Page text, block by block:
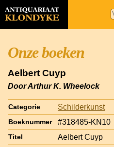
Onze boeken
Aelbert Cuyp
Door Arthur K. Wheelock
Categorie Schilderkunst
Boeknummer #318485-KN10
Titel Aelbert Cuyp